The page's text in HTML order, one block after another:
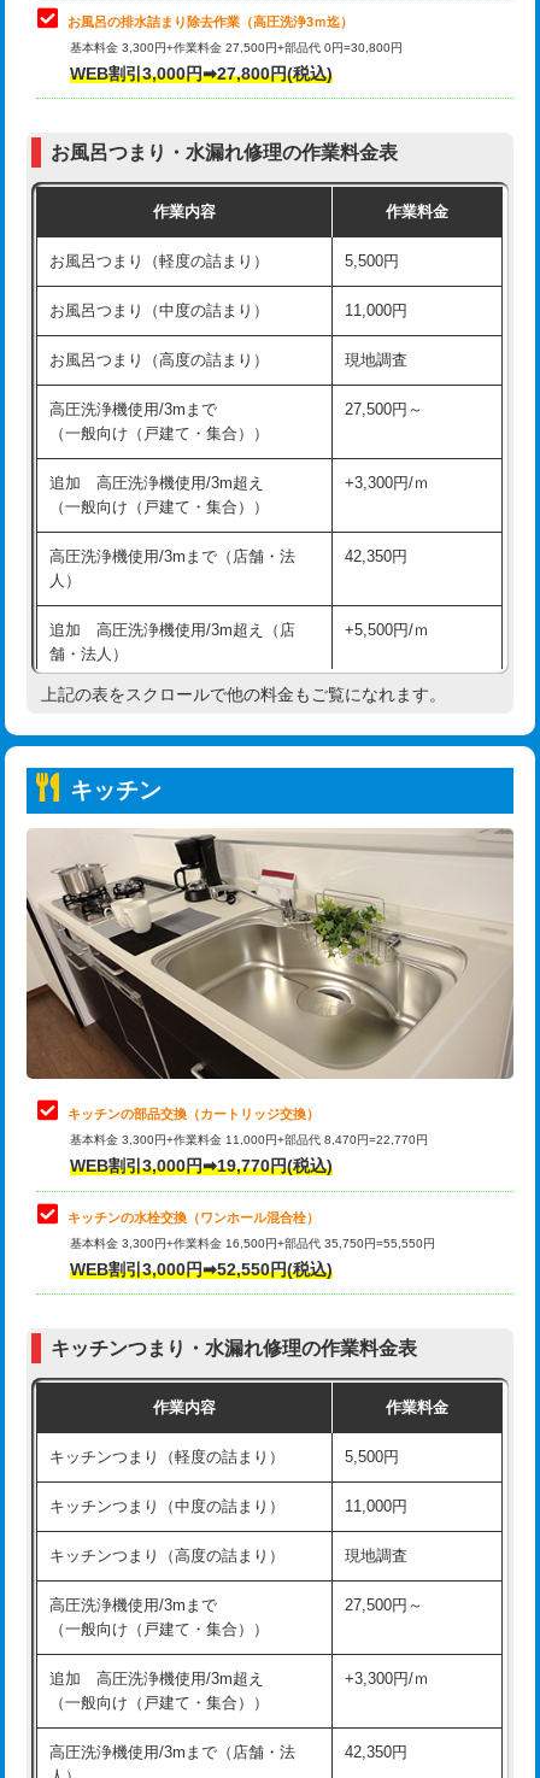
その他部品の脱着 8,800円～
交換・取付（タンク）
交換・取付（普通便座） 11,000円+材料費
交換・取付（温水洗浄便座） 16,500円+材料費
交換・取付(単水栓（壁付・デッキ
式）)
13,200円+材料費
交換・取付(混合水栓（壁付・デッキ
式・ワンホール）)
16,500円+材料費
交換・取付(排水栓・排水トラップ
（P/S/ポップアップ））
22,000円+材料費
交換・取付（その他部品） 11,000円+材料費
持込商品取付（単水栓） 13,200円
持込商品取付（混合水栓）
持込商品取付（浄水器・分岐水栓） 16,500円
持込商品取付（温水洗浄便座） 22,000円
持込商品取付（普通便座⇔温水洗浄便
22,000円
給水管工事※（ホール加工)
給水管工事※（バンド止め) 3,300円
給水管工事※（支持金具設置) 5,500円
給水管工事※（保温材使用（バンド止
め込み）)
5,500円
給水管工事※（土の掘削・埋め戻し作
11,000円
給水管工事※（塩ビ管（VP・HI）使
用/3ｍまで)
給水管工事※（塩ビ管（VP・HI）使
用（追加）/3ｍ超え)
給水管工事※（ライニング鋼管・銅
管・ポリ管・HT管使用/3ｍまで)
44,000円
管・ポリ管・HT管使用/3ｍ超え)
排水管工事（土の掘削・埋め戻し作
11,000円~
排水管工事（排水管工事/3ｍまで） 55,000円
排水管工事（追加 排水管工事/3ｍ超
+11,000円
マス交換（深さ50㎝未満）
マス交換（深さ50㎝以上） 66,000円
コンクリート斫り（厚さ10㎝まで）
お風呂の排水詰まり除去作業（高圧洗浄3ｍ迄）
基本料金 3,300円+作業料金 27,500円+部品代 0円=30,800円
WEB割引3,000円➡27,800円(税込)
お風呂つまり・水漏れ修理の作業料金表
作業内容 作業料金
お風呂つまり（軽度の詰まり） 5,500円
お風呂つまり（中度の詰まり） 11,000円
お風呂つまり（高度の詰まり） 現地調査
高圧洗浄機使用/3mまで
（一般向け（戸建て・集合））
27,500円～
追加 高圧洗浄機使用/3m超え
（一般向け（戸建て・集合））
+3,300円/ｍ
高圧洗浄機使用/3mまで（店舗・法
人）
42,350円
追加 高圧洗浄機使用/3m超え（店
舗・法人）
+5,500円/ｍ
高度高圧洗浄換 現地調査
トーラー機使用/3mまで
追加トーラー機使用/3m超え +3,300円
カメラ調査 33,000円
桝清掃 8,800円
止水・漏水調査・防水処理・清掃・修
理・調整・分解・加工など（軽作業）
11,000円
止水・漏水調査・防水処理・清掃・修
理・調整・分解・加工など（中作業）
22,000円
止水・漏水調査・防水処理・清掃・修
理・調整・分解・加工など（重作業）
33,000円
お風呂タンク脱着
その他部品の脱着
式・ワンホール）)
交換・取付(排水栓・排水トラップ
22,000円+材料費
持込商品取付（単水栓）
持込商品取付（混合水栓） 16,500円
上記の表をスクロールで他の料金もご覧になれます。
キッチン
キッチンの部品交換（カートリッジ交換）
基本料金 3,300円+作業料金 11,000円+部品代 8,470円=22,770円
WEB割引3,000円➡19,770円(税込)
キッチンの水栓交換（ワンホール混合栓）
基本料金 3,300円+作業料金 16,500円+部品代 35,750円=55,550円
WEB割引3,000円➡52,550円(税込)
キッチンつまり・水漏れ修理の作業料金表
作業内容 作業料金
キッチンつまり（軽度の詰まり） 5,500円
キッチンつまり（中度の詰まり） 11,000円
キッチンつまり（高度の詰まり） 現地調査
高圧洗浄機使用/3mまで
（一般向け（戸建て・集合））
27,500円～
追加 高圧洗浄機使用/3m超え
（一般向け（戸建て・集合））
+3,300円/ｍ
高圧洗浄機使用/3mまで（店舗・法
42,350円